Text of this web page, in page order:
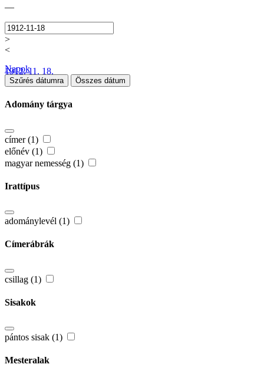
—
>
<
1912. 11. 18.
Napok
Szűrés dátumra Összes dátum
Adomány tárgya
címer (1)
előnév (1)
magyar nemesség (1)
Irattípus
adománylevél (1)
Címerábrák
csillag (1)
Sisakok
pántos sisak (1)
Mesteralak